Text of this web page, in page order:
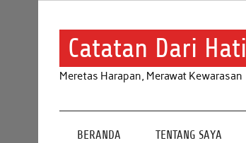
Catatan Dari Hati
Meretas Harapan, Merawat Kewarasan
BERANDA TENTANG SAYA